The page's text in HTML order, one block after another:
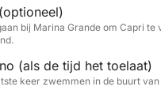
en een limoncello-toast.
pizzette, rustieke
van Capri te
belooft een
bij Marina Grande om Capri
(als de tijd het toelaat)
keer zwemmen in de buurt